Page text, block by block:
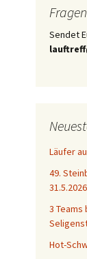
Sendet
Läufer
49.
31.5.2026
3 Teams
Hot-